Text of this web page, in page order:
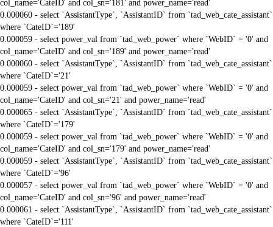
col_name='CateID' and col_sn='181' and power_name='read'
0.000060 - select `AssistantType`, `AssistantID` from `tad_web_cate_assistant`
where `CateID`='189'
0.000059 - select power_val from `tad_web_power` where `WebID` = '0' and
col_name='CateID' and col_sn='189' and power_name='read'
0.000060 - select `AssistantType`, `AssistantID` from `tad_web_cate_assistant`
where `CateID`='21'
0.000059 - select power_val from `tad_web_power` where `WebID` = '0' and
col_name='CateID' and col_sn='21' and power_name='read'
0.000065 - select `AssistantType`, `AssistantID` from `tad_web_cate_assistant`
where `CateID`='179'
0.000059 - select power_val from `tad_web_power` where `WebID` = '0' and
col_name='CateID' and col_sn='179' and power_name='read'
0.000059 - select `AssistantType`, `AssistantID` from `tad_web_cate_assistant`
where `CateID`='96'
0.000057 - select power_val from `tad_web_power` where `WebID` = '0' and
col_name='CateID' and col_sn='96' and power_name='read'
0.000061 - select `AssistantType`, `AssistantID` from `tad_web_cate_assistant`
where `CateID`='111'